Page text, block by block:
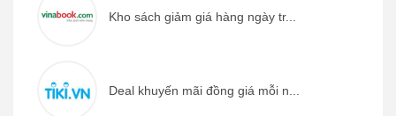
Kho sách giảm giá hàng ngày tr...
Deal khuyến mãi đồng giá mỗi n...